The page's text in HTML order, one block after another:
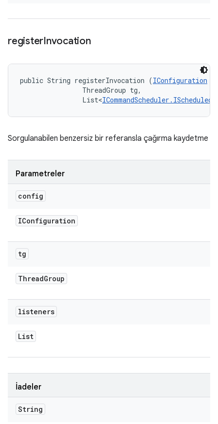
registerInvocation
public String registerInvocation (IConfiguration
                ThreadGroup tg,
                List<
Sorgulanabilen benzersiz bir referansla çağırma kaydetme
Parametreler
config
IConfiguration
tg
ThreadGroup
listeners
List
İadeler
String